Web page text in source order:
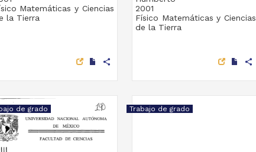
Matemáticas y Ciencias
la Tierra
share
2001
Físico Matemáticas y Ciencias
de la Tierra
share
de grado Trabajo de grado